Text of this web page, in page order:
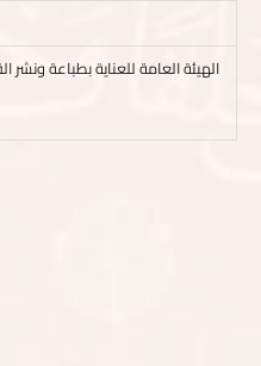
الهيئة العامة للعناية بطباعة ونشر